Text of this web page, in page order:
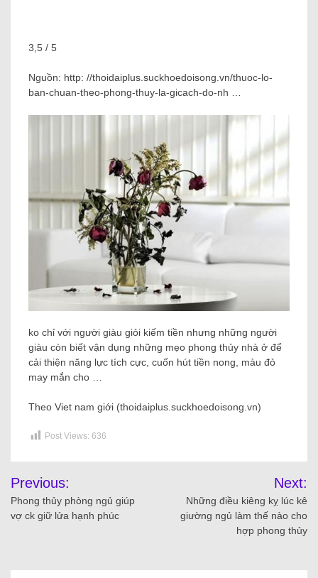
3,5 / 5
Nguồn: http: //thoidaiplus.suckhoedoisong.vn/thuoc-lo-
ban-chuan-theo-phong-thuy-la-gicach-do-nh …
ko chỉ với người giàu giỏi kiếm tiền nhưng những người
giàu còn biết vận dụng những mẹo phong thủy nhà ở để
cải thiện năng lực tích cực, cuốn hút tiền nong, màu đỏ
may mắn cho …
Theo Viet nam giới (thoidaiplus.suckhoedoisong.vn)
Post Views: 636
Previous:
Phong thủy phòng ngủ giúp
vợ ck giữ lửa hạnh phúc
Next:
Những điều kiêng kỵ lúc kê
giường ngủ làm thế nào cho
hợp phong thủy